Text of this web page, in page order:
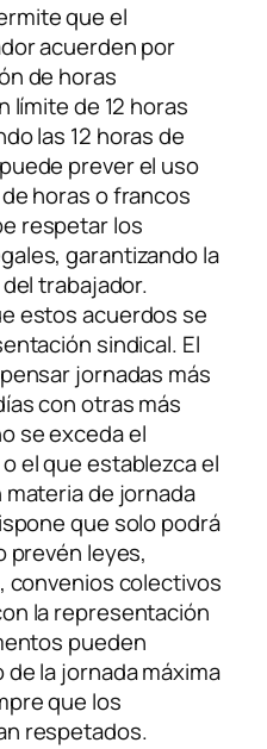
que el
acuerden por
de horas
límite de 12 horas
las 12 horas de
prever el uso
horas o francos
respetar los
garantizando la
trabajador.
estos acuerdos se
sindical. El
jornadas más
con otras más
se exceda el
el que establezca el
de jornada
que solo podrá
prevén leyes,
convenios colectivos
la representación
pueden
la jornada máxima
que los
respetados.